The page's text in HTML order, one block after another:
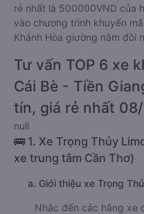
rẻ nhất là 500000VND của
vào chương trình khuyến
Khánh Hòa giường nằm đôi
Tư vấn TOP 6 xe
Cái Bè - Tiền
tín, giá rẻ nhất
null
🚌 1. Xe Trọng Thủy
xe trung tâm Cần Thơ)
a. Giới thiệu xe Trọng
Nhắc đến các hãng xe